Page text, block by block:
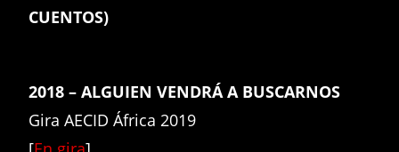
CUENTOS)
2018 – ALGUIEN VENDRÁ A BUSCARNOS
Gira AECID África 2019